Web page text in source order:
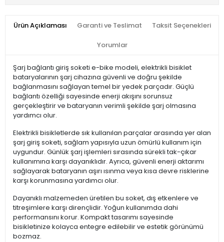
Ürün Açıklaması Garanti ve Teslimat Taksit Seçenekleri
Yorumlar
Şarj bağlantı giriş soketi e-bike modeli, elektrikli bisiklet
bataryalarının şarj cihazına güvenli ve doğru şekilde
bağlanmasını sağlayan temel bir yedek parçadır. Güçlü
bağlantı özelliği sayesinde enerji akışını sorunsuz
gerçekleştirir ve bataryanın verimli şekilde şarj olmasına
yardımcı olur.
Elektrikli bisikletlerde sık kullanılan parçalar arasında yer alan
şarj giriş soketi, sağlam yapısıyla uzun ömürlü kullanım için
uygundur. Günlük şarj işlemleri sırasında sürekli tak-çıkar
kullanımına karşı dayanıklıdır. Ayrıca, güvenli enerji aktarımı
sağlayarak bataryanın aşırı ısınma veya kısa devre risklerine
karşı korunmasına yardımcı olur.
Dayanıklı malzemeden üretilen bu soket, dış etkenlere ve
titreşimlere karşı dirençlidir. Yoğun kullanımda dahi
performansını korur. Kompakt tasarımı sayesinde
bisikletinize kolayca entegre edilebilir ve estetik görünümü
bozmaz.